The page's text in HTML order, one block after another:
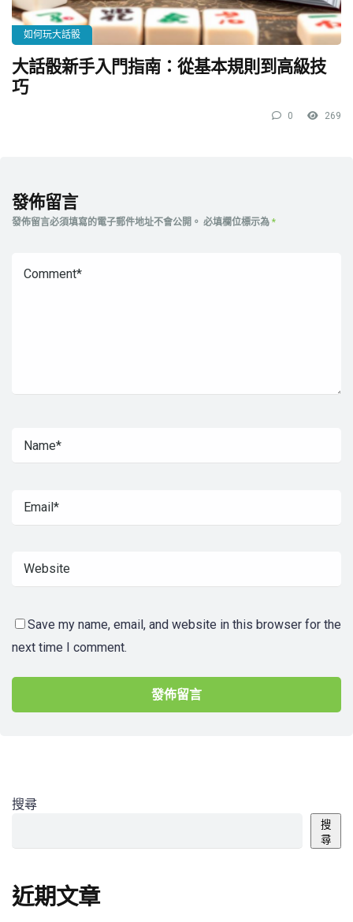
如何玩大話骰
大話骰新手入門指南：從基本規則到高級技
巧
0 269
發佈留言
發佈留言必須填寫的電子郵件地址不會公開。 必填欄位標示為 *
Save my name, email, and website in this browser for the
next time I comment.
搜尋
搜
尋
近期文章